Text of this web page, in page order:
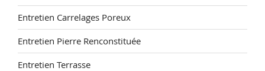
Entretien Carrelages Poreux
Entretien Pierre Renconstituée
Entretien Terrasse